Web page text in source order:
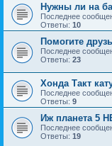
Нужны ли на
Последнее
Ответы: 10
Помогите
Последнее
Ответы: 23
Хонда Такт
Последнее
Ответы: 9
Иж планета 5
Последнее
Ответы: 19